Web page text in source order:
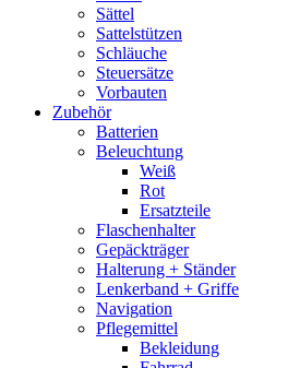
Sättel
Sattelstützen
Schläuche
Steuersätze
Vorbauten
Zubehör
Batterien
Beleuchtung
Weiß
Rot
Ersatzteile
Flaschenhalter
Gepäckträger
Halterung + Ständer
Lenkerband + Griffe
Navigation
Pflegemittel
Bekleidung